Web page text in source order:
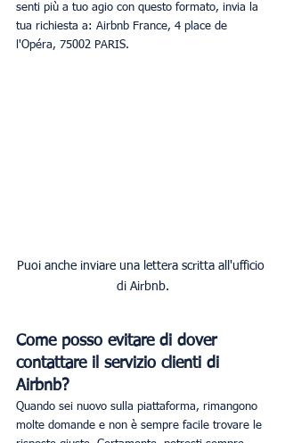
senti più a tuo agio con questo formato, invia la
tua richiesta a: Airbnb France, 4 place de
l'Opéra, 75002 PARIS.
Puoi anche inviare una lettera scritta all'ufficio
di Airbnb.
Come posso evitare di dover
contattare il servizio clienti di
Airbnb?
Quando sei nuovo sulla piattaforma, rimangono
molte domande e non è sempre facile trovare le